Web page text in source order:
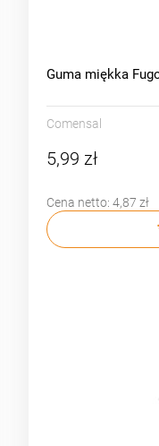
Guma miękka
Comensal
5,99 zł
Cena netto: 4,87 zł